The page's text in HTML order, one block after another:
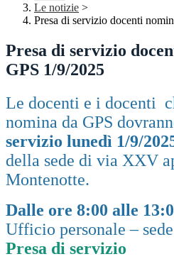
Le notizie >
Presa di servizio docenti
Presa di servizio
GPS 1/9/2025
Le docenti e i docenti
nomina da GPS
servizio lunedì 1/9/
della sede di via XXV
Montenotte.
Dalle ore 8:00 alle
Ufficio personale –
Presa di servizio